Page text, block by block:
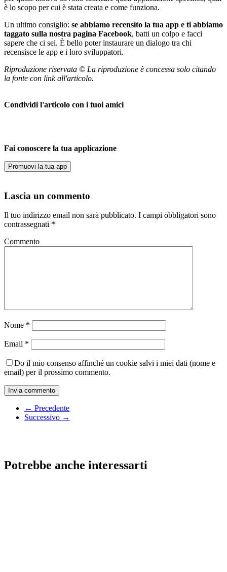
è lo scopo per cui è stata creata e come funziona.
Un ultimo consiglio: se abbiamo recensito la tua app e ti abbiamo
taggato sulla nostra pagina Facebook, batti un colpo e facci
sapere che ci sei. È bello poter instaurare un dialogo tra chi
recensisce le app e i loro sviluppatori.
Riproduzione riservata © La riproduzione è concessa solo citando
la fonte con link all'articolo.
Condividi l'articolo con i tuoi amici
Fai conoscere la tua applicazione
Promuovi la tua app
Lascia un commento
Il tuo indirizzo email non sarà pubblicato. I campi obbligatori sono
contrassegnati *
Commento
Nome *
Email *
Do il mio consenso affinché un cookie salvi i miei dati (nome e
email) per il prossimo commento.
← Precedente
Successivo →
Potrebbe anche interessarti